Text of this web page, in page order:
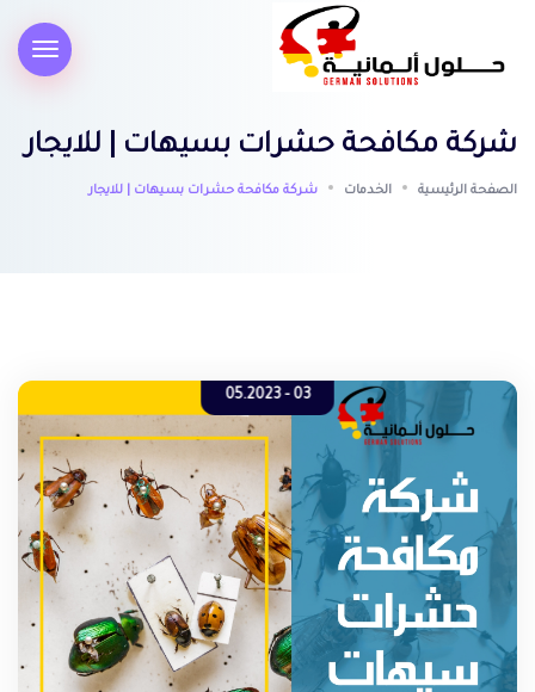
شركة مكافحة حشرات بسيهات | للايجار
الصفحة الرئيسية الخدمات شركة مكافحة حشرات بسيهات | للايجار
03 - 05.2023